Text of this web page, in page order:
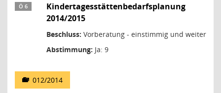
Ö 6
Kindertagesstättenbedarfsplanung
2014/2015
Beschluss: Vorberatung - einstimmig und weiter
Abstimmung: Ja: 9
012/2014